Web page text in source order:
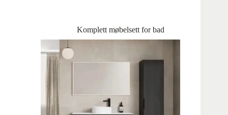
Komplett møbelsett for bad